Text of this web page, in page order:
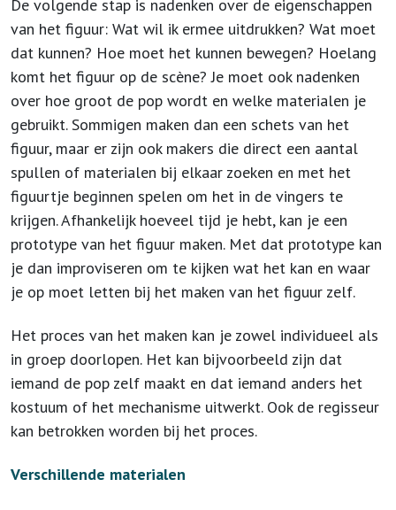
De volgende stap is nadenken over de eigenschappen
van het figuur: Wat wil ik ermee uitdrukken? Wat moet
dat kunnen? Hoe moet het kunnen bewegen? Hoelang
komt het figuur op de scène? Je moet ook nadenken
over hoe groot de pop wordt en welke materialen je
gebruikt. Sommigen maken dan een schets van het
figuur, maar er zijn ook makers die direct een aantal
spullen of materialen bij elkaar zoeken en met het
figuurtje beginnen spelen om het in de vingers te
krijgen. Afhankelijk hoeveel tijd je hebt, kan je een
prototype van het figuur maken. Met dat prototype kan
je dan improviseren om te kijken wat het kan en waar
je op moet letten bij het maken van het figuur zelf.
Het proces van het maken kan je zowel individueel als
in groep doorlopen. Het kan bijvoorbeeld zijn dat
iemand de pop zelf maakt en dat iemand anders het
kostuum of het mechanisme uitwerkt. Ook de regisseur
kan betrokken worden bij het proces.
Verschillende materialen